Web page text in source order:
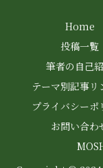
Home
投稿一覧
筆者の自己
テーマ別記事リ
プライバシーポ
お問い合わ